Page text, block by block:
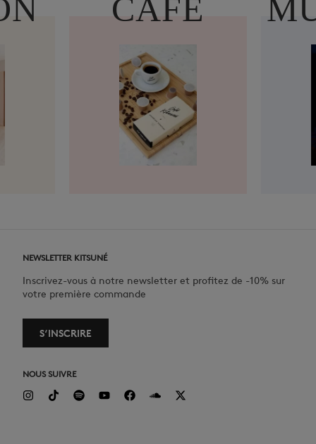
CAFÉ
NEWSLETTER KITSUNÉ
Inscrivez-vous à notre newsletter et profitez de -10% sur
votre première commande
S‘INSCRIRE
NOUS SUIVRE